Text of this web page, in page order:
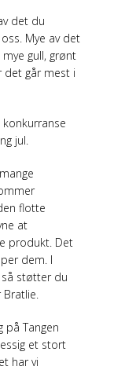
det du
Mye av det
gull, grønt
det går mest i
konkurranse
jul.
flotte
at
produkt. Det
dem. I
støtter du
på Tangen
et stort
har vi